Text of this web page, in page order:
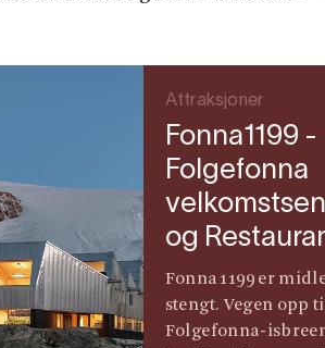
Attraksjoner
Fonna1199 -
Folgefonna
og
Fonna1199 er
stengt. Vegen opp
Folgefonna-